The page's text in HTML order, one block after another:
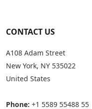
CONTACT US
A108 Adam Street
New York, NY 535022
United States
Phone: +1 5589 55488 55